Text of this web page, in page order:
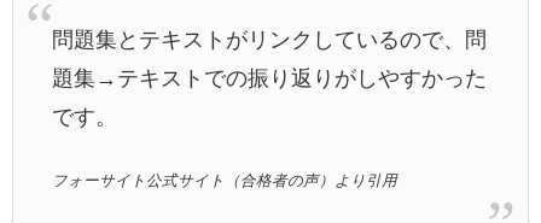
問題集とテキストがリンクしているので、問
題集→テキストでの振り返りがしやすかった
です。
フォーサイト公式サイト（合格者の声）より引用